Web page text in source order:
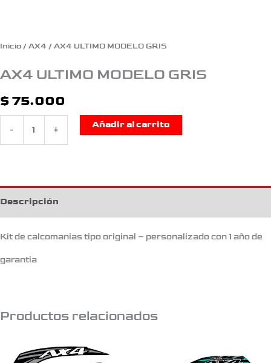
Inicio / AX4 / AX4 ULTIMO MODELO GRIS
AX4 ULTIMO MODELO GRIS
$ 75.000
- +
Añadir al carrito
Descripción
Kit de calcomanias tipo original – personalizado con 1 año de
garantia
Productos relacionados